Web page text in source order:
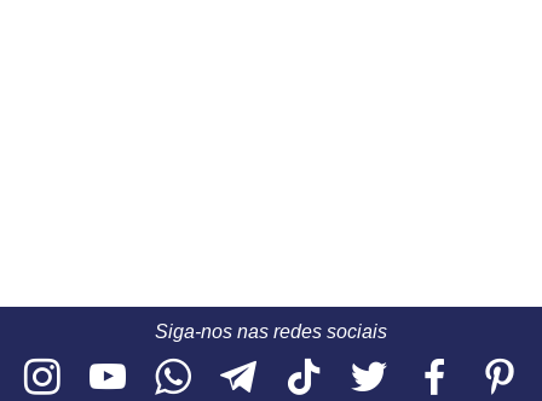
Siga-nos nas redes sociais